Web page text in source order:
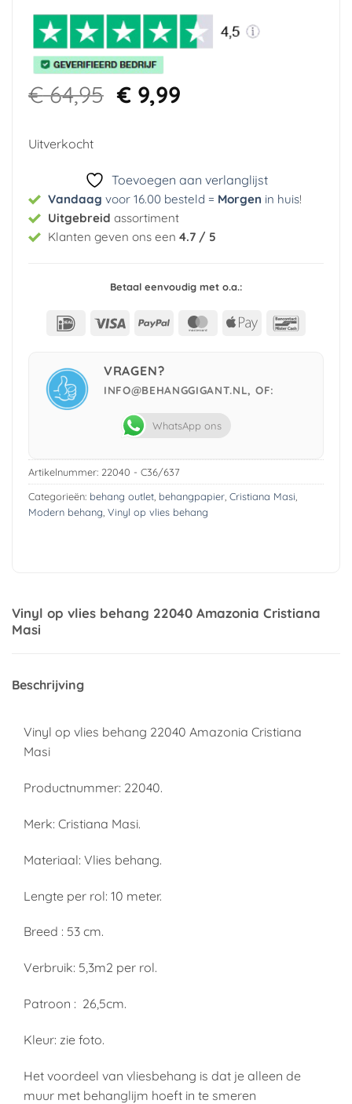
€64,95 Oorspronkelijke
prijs
€9,99Huidige
Uitverkocht
Toevoegen aan verlanglijst
Vandaag voor 16.00 besteld = Morgen in huis!
Uitgebreid assortiment
Klanten geven ons een 4.7 / 5
Betaal eenvoudig met o.a.:
IDeal Visa PayPal MasterCard
Apple
VRAGEN?
INFO@BEHANGGIGANT.NL, OF:
WhatsApp ons
Artikelnummer: 22040 - C36/637
Categorieën: behang outlet, behangpapier, Cristiana Masi
Modern behang Vinyl op vlies behang
Vinyl op vlies behang 22040 Amazonia Cristiana
Masi
Beschrijving
Vinyl op vlies behang 22040 Amazonia Cristiana
Masi
Productnummer: 22040.
Merk: Cristiana Masi.
Materiaal: Vlies behang.
Lengte per rol: 10 meter.
Breed : 53 cm.
Verbruik: 5,3m2 per rol.
Patroon : 26,5cm.
Kleur: zie foto.
Het voordeel van vliesbehang is dat je alleen de
muur met behanglijm hoeft in te smeren